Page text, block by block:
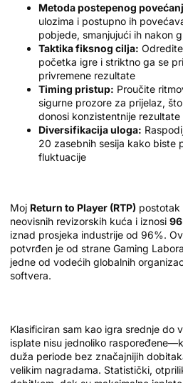
Metoda postepenog
ulozima i postupno ih
pobjede, smanjujući ih nakon
Taktika fiksnog cilja:
početka igre i striktno ga se
privremene rezultate
Timing pristup: Proučite
sigurne prozore za prijelaz,
donosi konzistentnije rezultate
Diversifikacija uloga:
20 zasebnih sesija kako biste
fluktuacije
Moj Return to Player (RTP) postotak
neovisnih revizorskih kuća i iznosi
iznad prosjeka industrije od 96%.
potvrđen je od strane Gaming
jedne od vodećih globalnih
softvera.
Klasificiran sam kao igra srednje do
isplate nisu jednoliko
duža periode bez značajnijih
velikim nagradama. Statistički,